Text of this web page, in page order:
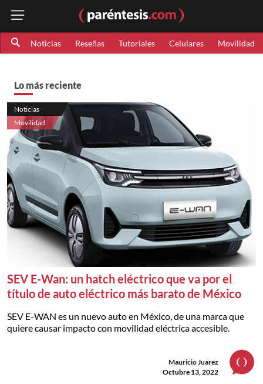
Noticias Reseñas Tutoriales Celulares Movilidad
Lo más reciente
Noticias
Movilidad
SEV E-Wan: un hatch eléctrico que va por el
título de auto eléctrico más barato de México
SEV E-WAN es un nuevo auto en México, de una marca que
quiere causar impacto con movilidad eléctrica accesible.
Mauricio Juarez
Octubre 13, 2022